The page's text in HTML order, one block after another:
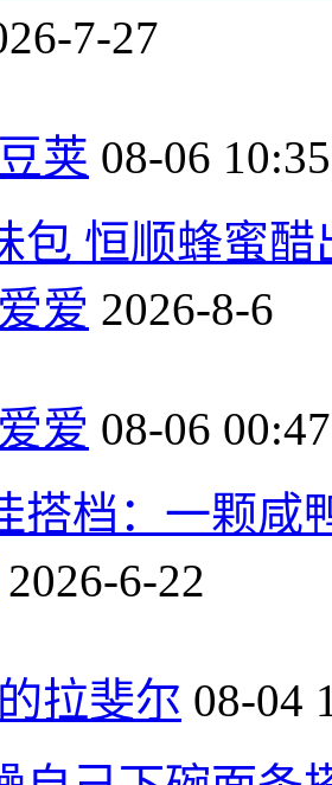
7-27
荚 08-06 10:35
包 恒顺蜂蜜醋
爱 2026-8-6
爱 08-06 00:47
搭档：一颗咸
2026-6-22
拉斐尔 08-04